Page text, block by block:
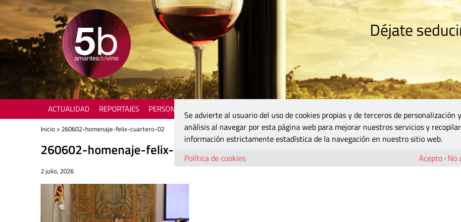
Déjate
ACTUALIDAD REPORTAJES PERSONAJES
Inicio > 260602-homenaje-felix-cuartero-02
260602-homenaje-felix-cuartero-02
2 julio, 2026
Se advierte al usuario del uso de cookies propias y de terceros de personalización
análisis al navegar por esta página web para mejorar nuestros servicios y recopilar
información estrictamente estadística de la navegación en nuestro sitio web.
Política de cookies
Acepto · No